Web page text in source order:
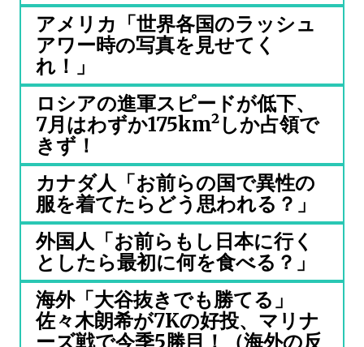
アメリカ「世界各国のラッシュ
アワー時の写真を見せてく
れ！」
ロシアの進軍スピードが低下、
7月はわずか175km²しか占領で
きず！
カナダ人「お前らの国で異性の
服を着てたらどう思われる？」
外国人「お前らもし日本に行く
としたら最初に何を食べる？」
海外「大谷抜きでも勝てる」
佐々木朗希が7Kの好投、マリナ
ーズ戦で今季5勝目！（海外の反